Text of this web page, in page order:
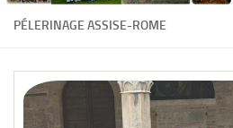
PÉLERINAGE ASSISE-ROME